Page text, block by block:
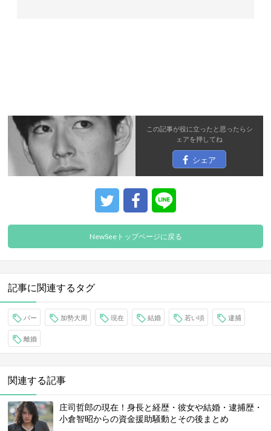
この記事が役に立ったと思ったらシ
ェアを押してね
シェア
NewSeeトップページに戻る
記事に関連するタグ
バー 加勢大周 現在 結婚 若い頃 逮捕
離婚
関連する記事
庄司哲郎の現在！身長と経歴・彼女や結婚・逮捕歴・
小倉智昭からの資金援助騒動とその後まとめ